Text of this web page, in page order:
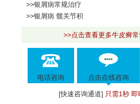
>>银屑病常规治疗
>>银屑病 髋关节积
>>点击查看更多牛皮癣
电话咨询 点击在线咨询
[快速咨询通道] 只需1秒 即